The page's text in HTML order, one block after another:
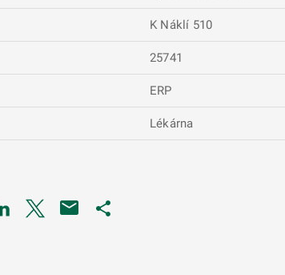
K Náklí 510
25741
ERP
Lékárna
se otevře na nové kartě
Odkaz se otevře na nové kartě
Odkaz se otevře na nové kartě